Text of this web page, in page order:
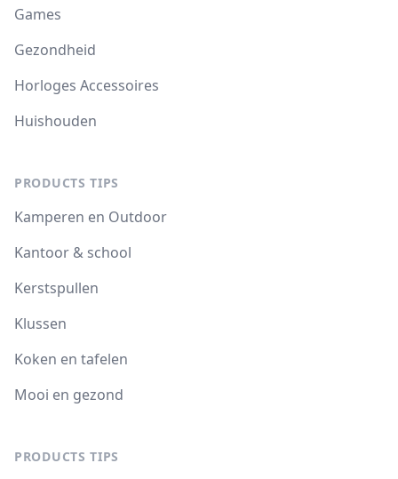
Games
Gezondheid
Horloges Accessoires
Huishouden
PRODUCTS TIPS
Kamperen en Outdoor
Kantoor & school
Kerstspullen
Klussen
Koken en tafelen
Mooi en gezond
PRODUCTS TIPS